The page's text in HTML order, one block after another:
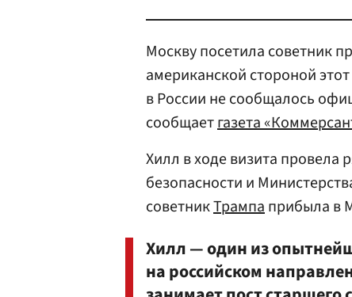
Москву посетила советник
американской стороной
в России не сообщалось
сообщаетгазета
Хилл в ходе визита провела
безопасности и
советникТрампаприбыла в
Хилл — один из
на российском